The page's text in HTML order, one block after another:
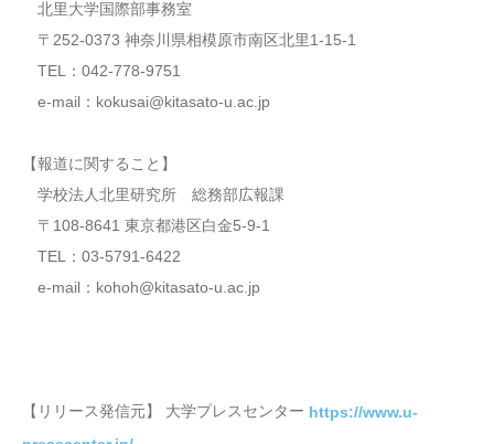
北里大学国際部事務室
〒252-0373 神奈川県相模原市南区北里1-15-1
TEL：042-778-9751
e-mail：kokusai@kitasato-u.ac.jp
【報道に関すること】
学校法人北里研究所 総務部広報課
〒108-8641 東京都港区白金5-9-1
TEL：03-5791-6422
e-mail：kohoh@kitasato-u.ac.jp
【リリース発信元】 大学プレスセンター https://www.u-